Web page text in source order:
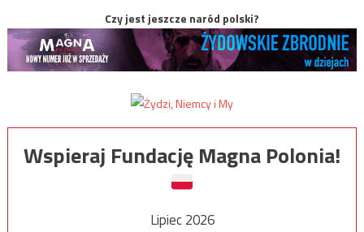
Czy jest jeszcze naród polski?
Wspieraj Fundację Magna Polonia!
Lipiec 2026